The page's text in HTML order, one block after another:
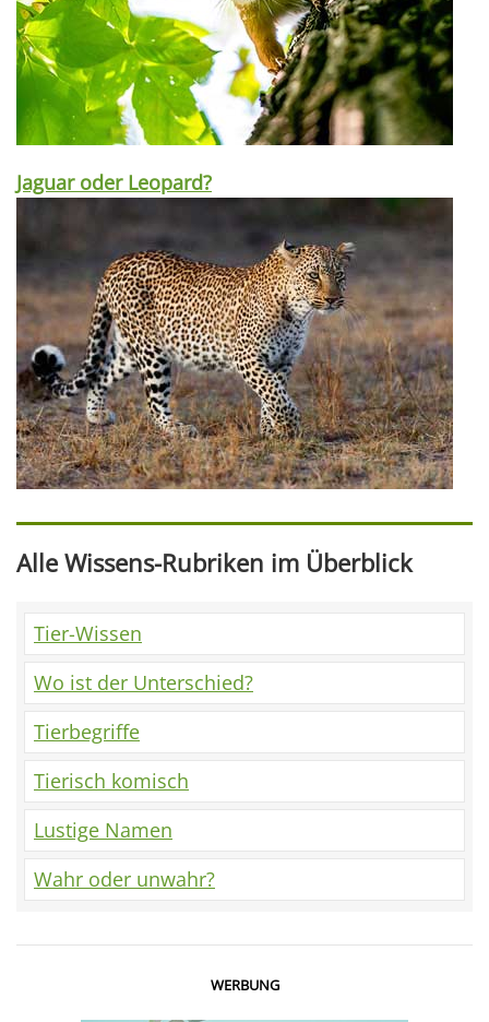
Jaguar oder Leopard?
Alle Wissens-Rubriken im Überblick
Tier-Wissen
Wo ist der Unterschied?
Tierbegriffe
Tierisch komisch
Lustige Namen
Wahr oder unwahr?
WERBUNG